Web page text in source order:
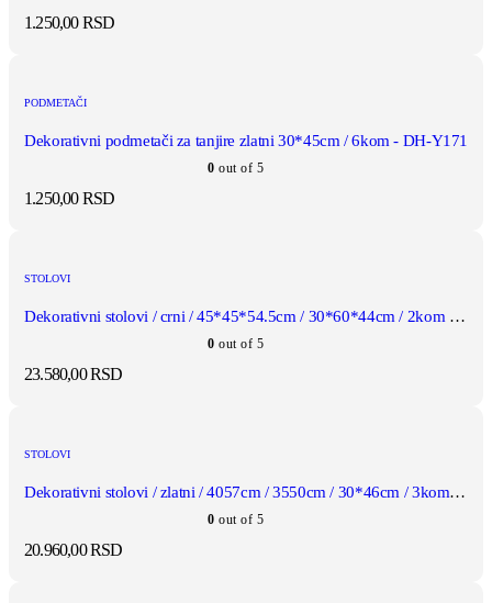
1.250,00RSD
PODMETAČI
Dekorativni podmetači za tanjire zlatni 30*45cm / 6kom - DH-Y171
0 out of 5
1.250,00RSD
STOLOVI
Dekorativni stolovi / crni / 45*45*54.5cm / 30*60*44cm / 2kom - DH-Y92
0 out of 5
23.580,00RSD
STOLOVI
Dekorativni stolovi / zlatni / 4057cm / 3550cm / 30*46cm / 3kom - DH-Y93
0 out of 5
20.960,00RSD